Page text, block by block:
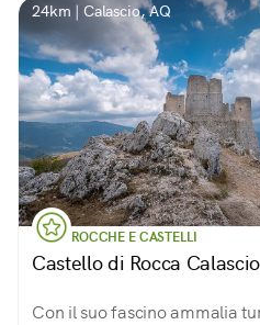
24km | Calascio, AQ
ROCCHE E CASTELLI
Castello di Rocca Calascio
Con il suo fascino ammalia